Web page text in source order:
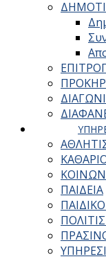
ΠΑΙΔΕΙΑ